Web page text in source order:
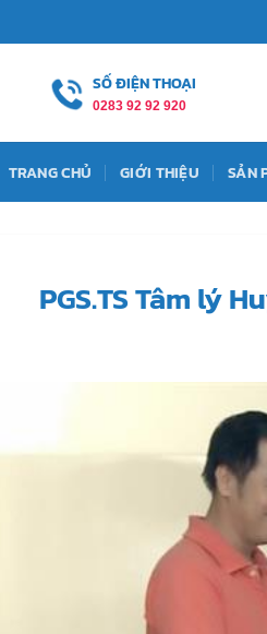
SỐ ĐIỆN THOẠI
0283 92 92 920
TRANG CHỦ GIỚI THIỆU SẢN
PGS.TS Tâm lý